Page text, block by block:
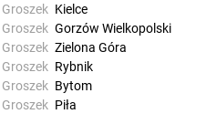
Groszek Kielce
Groszek Gorzów Wielkopolski
Groszek Zielona Góra
Groszek Rybnik
Groszek Bytom
Groszek Piła